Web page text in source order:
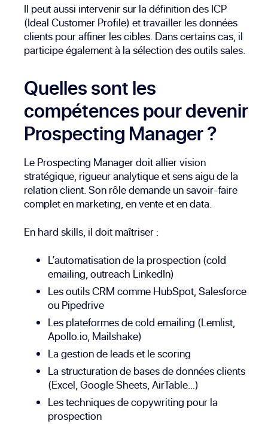
Il peut aussi intervenir sur la définition des ICP
(Ideal Customer Profile) et travailler les données
clients pour affiner les cibles. Dans certains cas, il
participe également à la sélection des outils sales.
Quelles sont les
compétences pour devenir
Prospecting Manager ?
Le Prospecting Manager doit allier vision
stratégique, rigueur analytique et sens aigu de la
relation client. Son rôle demande un savoir-faire
complet en marketing, en vente et en data.
En hard skills, il doit maîtriser :
L’automatisation de la prospection (cold
emailing, outreach LinkedIn)
Les outils CRM comme HubSpot, Salesforce
ou Pipedrive
Les plateformes de cold emailing (Lemlist,
Apollo.io, Mailshake)
La gestion de leads et le scoring
La structuration de bases de données clients
(Excel, Google Sheets, AirTable…)
Les techniques de copywriting pour la
prospection